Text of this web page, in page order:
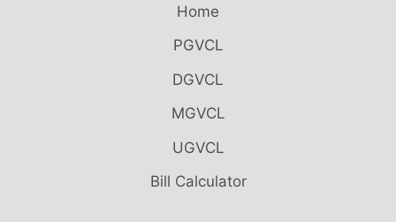
Home
PGVCL
DGVCL
MGVCL
UGVCL
Bill Calculator